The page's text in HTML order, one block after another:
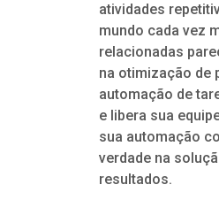
atividades
mundo cada vez
relacionadas
na otimização de
automação de
e libera sua
sua automação
verdade na
resultados.